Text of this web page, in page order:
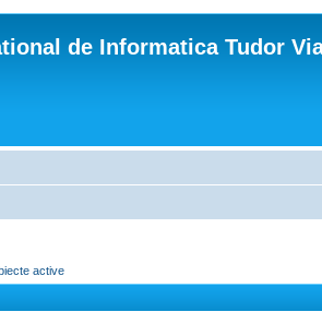
de Informatica Tudor
active